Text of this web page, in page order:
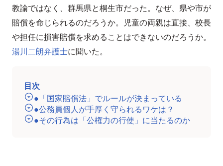
教諭ではなく、群馬県と桐生市だった。なぜ、県や市が
賠償を命じられるのだろうか。児童の両親は直接、校長
や担任に損害賠償を求めることはできないのだろうか。
湯川二朗弁護士に聞いた。
目次
●「国家賠償法」でルールが決まっている
●公務員個人が手厚く守られるワケは？
●その行為は「公権力の行使」に当たるのか